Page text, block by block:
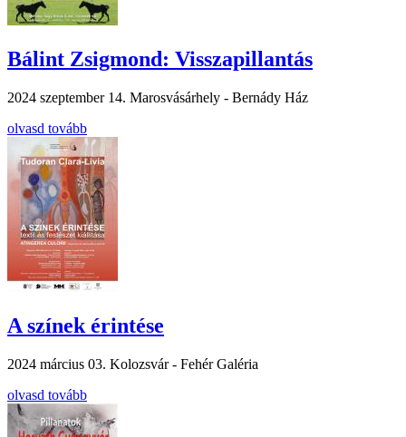
Bálint Zsigmond: Visszapillantás
2024 szeptember 14. Marosvásárhely - Bernády Ház
olvasd tovább
A színek érintése
2024 március 03. Kolozsvár - Fehér Galéria
olvasd tovább